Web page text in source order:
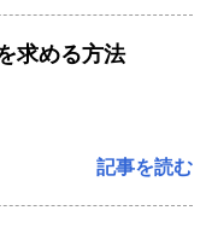
求める方法
記事を読む